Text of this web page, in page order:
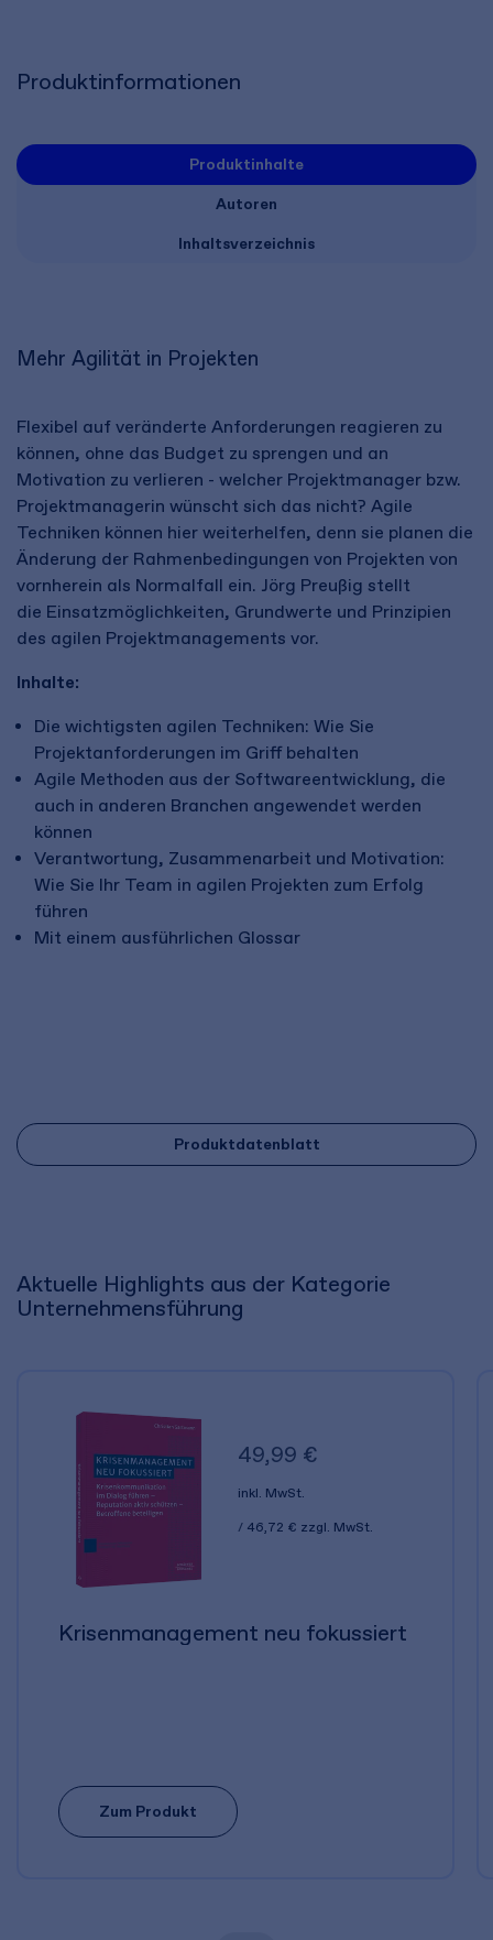
Produktinformationen
Produktinhalte
Autoren
Inhaltsverzeichnis
Mehr Agilität in Projekten
Flexibel auf veränderte Anforderungen reagieren zu
können, ohne das Budget zu sprengen und an
Motivation zu verlieren - welcher Projektmanager bzw.
Projektmanagerin wünscht sich das nicht? Agile
Techniken können hier weiterhelfen, denn sie planen die
Änderung der Rahmenbedingungen von Projekten von
vornherein als Normalfall ein. Jörg Preußig stellt
die Einsatzmöglichkeiten, Grundwerte und Prinzipien
des agilen Projektmanagements vor.
Inhalte:
Die wichtigsten agilen Techniken: Wie Sie
Projektanforderungen im Griff behalten
Agile Methoden aus der Softwareentwicklung, die
auch in anderen Branchen angewendet werden
können
Verantwortung, Zusammenarbeit und Motivation:
Wie Sie Ihr Team in agilen Projekten zum Erfolg
führen
Mit einem ausführlichen Glossar
Produktdatenblatt
Aktuelle Highlights aus der Kategorie
Unternehmensführung
49,99 €
inkl. MwSt.
46,72 € zzgl. MwSt.
Krisenmanagement neu fokussiert
Zum Produkt